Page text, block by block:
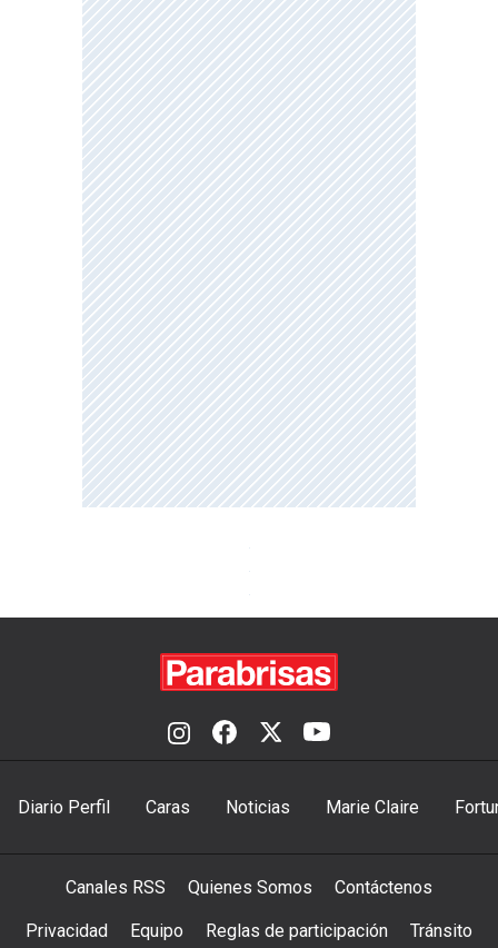
Diario Perfil Caras Noticias Marie Claire
Canales RSS Quienes Somos Contáctenos
Privacidad Equipo Reglas de participación Tránsito